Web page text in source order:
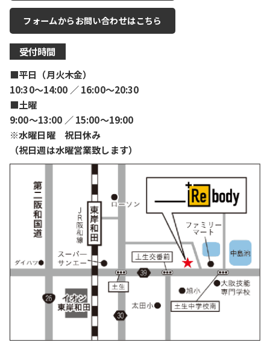
フォームからお問い合わせはこちら
受付時間
■平日（月火木金）
10:30〜14:00 ／ 16:00〜20:30
■土曜
9:00〜13:00 ／ 15:00〜19:00
※水曜日曜 祝日休み
（祝日週は水曜営業致します）